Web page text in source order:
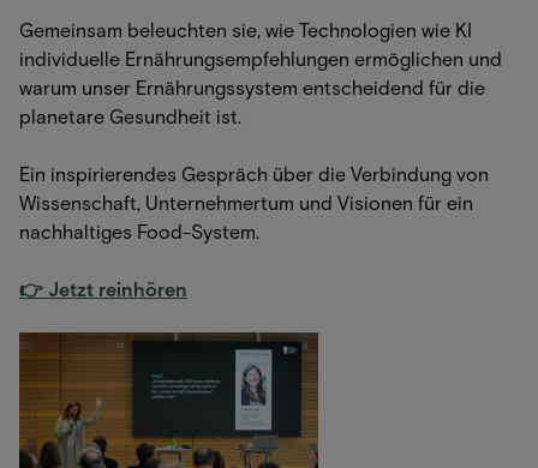
Gemeinsam beleuchten sie, wie Technologien wie KI
individuelle Ernährungsempfehlungen ermöglichen und
warum unser Ernährungssystem entscheidend für die
planetare Gesundheit ist.
Ein inspirierendes Gespräch über die Verbindung von
Wissenschaft, Unternehmertum und Visionen für ein
nachhaltiges Food-System.
👉 Jetzt reinhören